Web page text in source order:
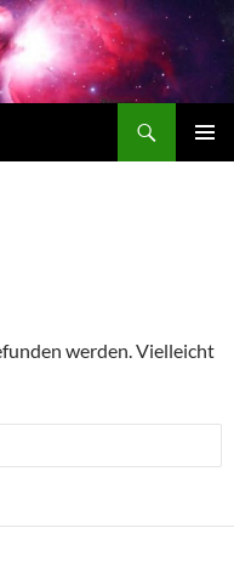
werden. Vielleicht